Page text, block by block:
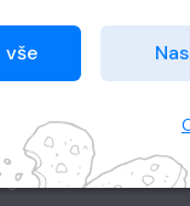
Grand IT s.r.o.
© 2026 Radioservis
souhlas
cookies
nám ho dáte a
vše